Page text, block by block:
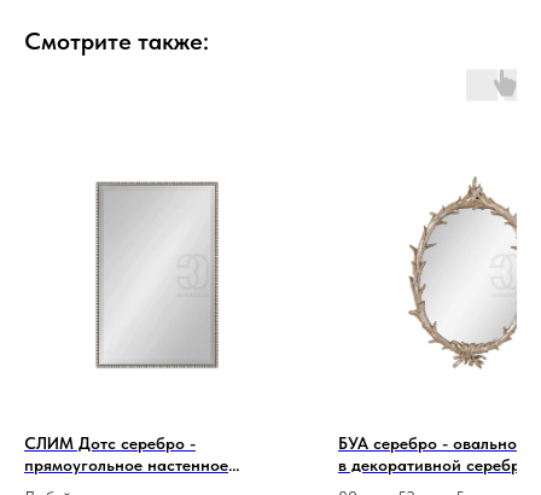
Смотрите также:
СЛИМ Дотс серебро -
прямоугольное настенное
БУА серебро - овальное
в декоративной